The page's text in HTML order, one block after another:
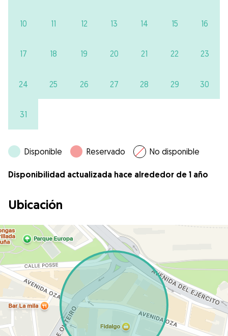
10 11 12 13 14 15 16
17 18 19 20 21 22 23
24 25 26 27 28 29 30
31
Disponible Reservado No disponible
Disponibilidad actualizada hace alrededor de 1 año
Ubicación